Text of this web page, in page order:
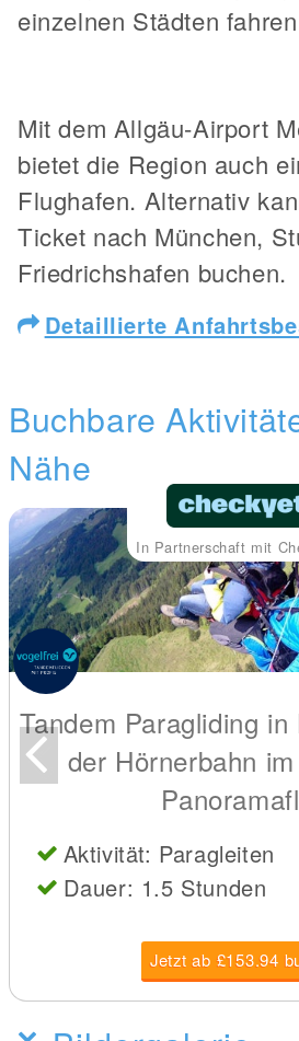
einzelnen Städten
Mit dem Allgäu-Airport
bietet die Region auch
Flughafen. Alternativ
Ticket nach München,
Friedrichshafen buchen.
Detaillierte
Buchbare
Nähe
In Partnerschaft mit
Tandem Paragliding
der Hörnerbahn
Aktivität: Paragleiten
Dauer: 1.5 Stunden
Jetzt ab £153.94